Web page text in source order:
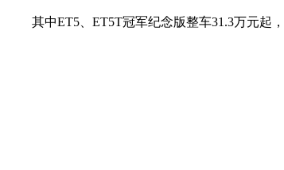
其中ET5、ET5T冠军纪念版整车31.3万元起，